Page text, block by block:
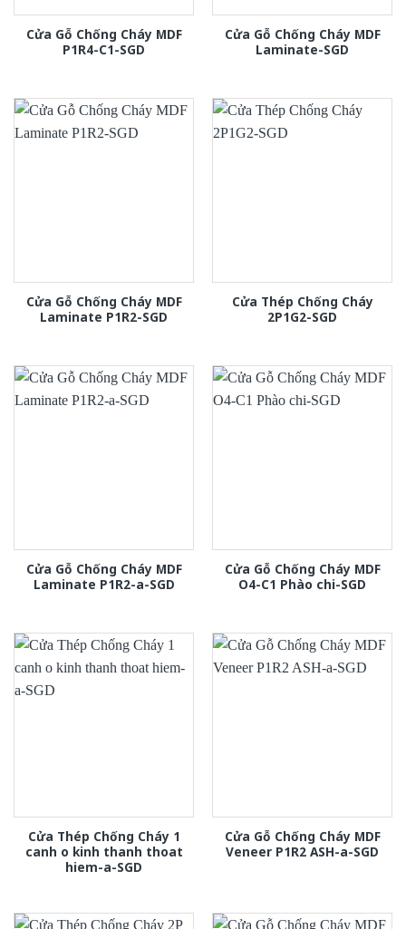
Cửa Gỗ Chống Cháy MDF
P1R4-C1-SGD
Cửa Gỗ Chống Cháy MDF
Laminate-SGD
Cửa Gỗ Chống Cháy MDF
Laminate P1R2-SGD
Cửa Thép Chống Cháy
2P1G2-SGD
Cửa Gỗ Chống Cháy MDF
Laminate P1R2-a-SGD
Cửa Gỗ Chống Cháy MDF
O4-C1 Phào chi-SGD
Cửa Thép Chống Cháy 1
canh o kinh thanh thoat
hiem-a-SGD
Cửa Gỗ Chống Cháy MDF
Veneer P1R2 ASH-a-SGD